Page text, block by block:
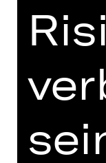
MEHR
MIT